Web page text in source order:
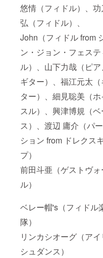
悠情（フィドル）、功
弘（フィドル）、
John（フィドル from
ン・ジョン・フェス
ル）、山下力哉（ピア
ギター）、福江元太
ター）、細見聡美（ホ
スル）、興津博規（ベ
ス）、渡辺 庸介（パ
ション from ドレクス
プ）
前田斗亜（ゲストヴォ
ル）
ベレー帽's（フィドル
隊）
リンカシオーグ（アイ
シュダンス）